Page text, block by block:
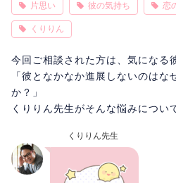
片思い 彼の気持ち 恋
くりりん
今回ご相談された方は、気になる
「彼となかなか進展しないのは
か？」
くりりん先生がそんな悩みについ
くりりん先生